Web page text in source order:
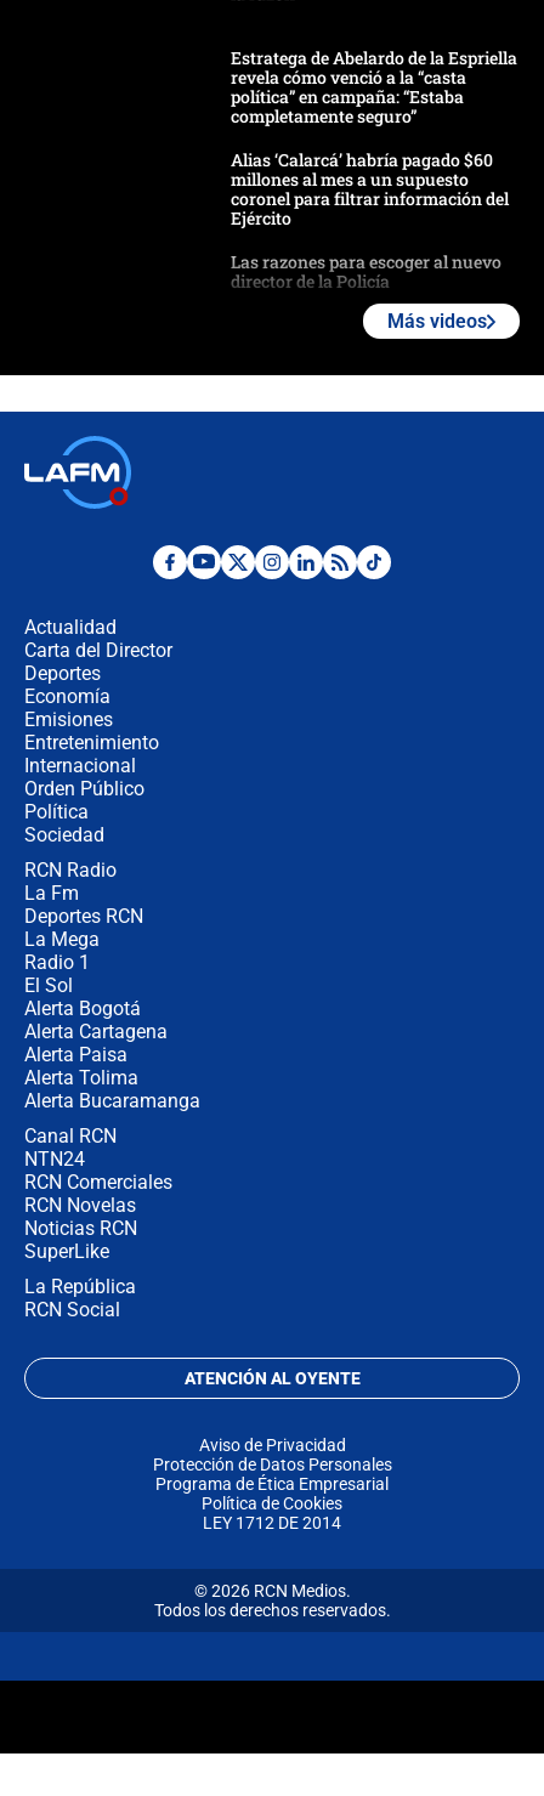
Estratega de Abelardo de la Espriella
revela cómo venció a la “casta
política” en campaña: “Estaba
completamente seguro”
Alias ‘Calarcá’ habría pagado $60
millones al mes a un supuesto
coronel para filtrar información del
Ejército
Las razones para escoger al nuevo
director de la Policía
"No hubo fraude ni posibilidad de
Más videos
Actualidad
Carta del Director
Deportes
Economía
Emisiones
Entretenimiento
Internacional
Orden Público
Política
Sociedad
RCN Radio
La Fm
Deportes RCN
La Mega
Radio 1
El Sol
Alerta Bogotá
Alerta Cartagena
Alerta Paisa
Alerta Tolima
Alerta Bucaramanga
Canal RCN
NTN24
RCN Comerciales
RCN Novelas
Noticias RCN
SuperLike
La República
RCN Social
ATENCIÓN AL OYENTE
Aviso de Privacidad
Protección de Datos Personales
Programa de Ética Empresarial
Política de Cookies
LEY 1712 DE 2014
© 2026 RCN Medios.
Todos los derechos reservados.